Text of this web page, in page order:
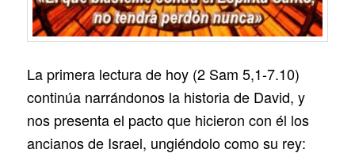
La primera lectura de hoy (2 Sam 5,1-7.10)
continúa narrándonos la historia de David, y
nos presenta el pacto que hicieron con él los
ancianos de Israel, ungiéndolo como su rey: